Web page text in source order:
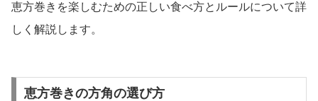
恵方巻きを楽しむための正しい食べ方とルールについて詳
しく解説します。
恵方巻きの方角の選び方